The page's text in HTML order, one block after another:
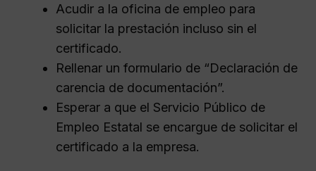
Acudir a la oficina de empleo para
solicitar la prestación incluso sin el
certificado.
Rellenar un formulario de “Declaración de
carencia de documentación”.
Esperar a que el Servicio Público de
Empleo Estatal se encargue de solicitar el
certificado a la empresa.